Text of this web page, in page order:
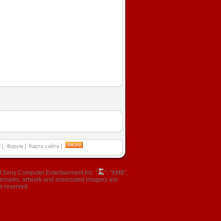
Форум Карта сайта
Computer Entertainment Inc. "
", "XMB",
artwork and associated imagery are
reserved.